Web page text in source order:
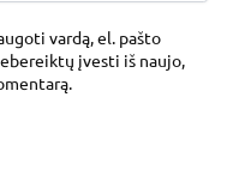
vardą, el. pašto
įvesti iš naujo,